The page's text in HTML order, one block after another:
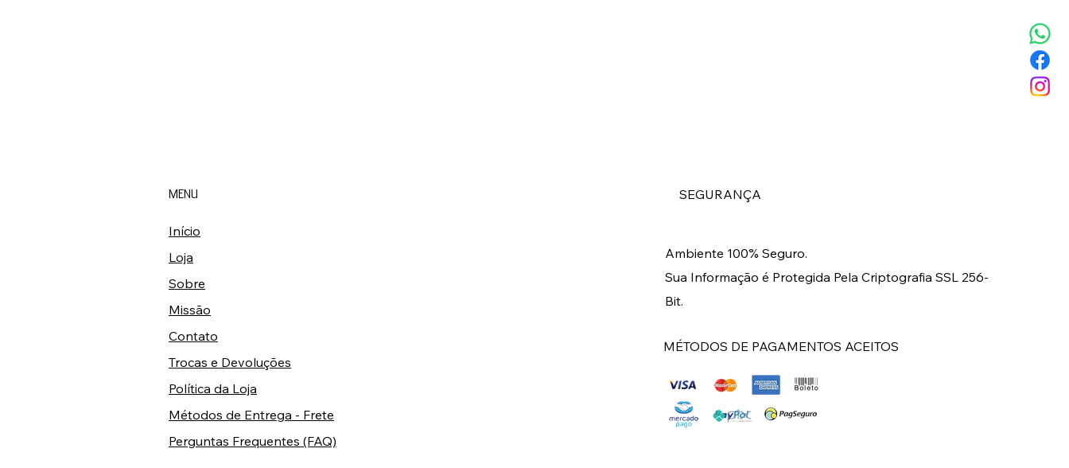
MENU
Início
Loja
Sobre
Missão
Contato
Trocas e Devoluções
Política da Loja
Métodos de Entrega - Frete
Perguntas Frequentes (FAQ)
SEGURANÇA
Ambiente 100% Seguro.
Sua Informação é Protegida Pela Criptografia SSL 256-
Bit.
MÉTODOS DE PAGAMENTOS ACEITOS